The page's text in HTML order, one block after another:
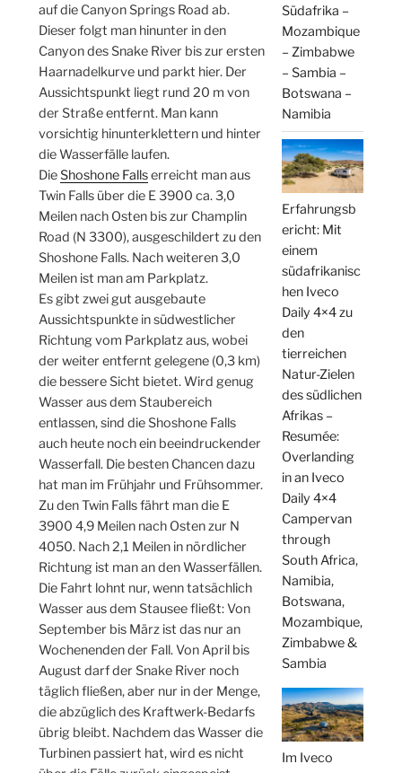
auf die Canyon Springs Road ab.
Dieser folgt man hinunter in den
Canyon des Snake River bis zur ersten
Haarnadelkurve und parkt hier. Der
Aussichtspunkt liegt rund 20 m von
der Straße entfernt. Man kann
vorsichtig hinunterklettern und hinter
die Wasserfälle laufen.
DieShoshone Fallserreicht man aus
Twin Falls über die E 3900 ca. 3,0
Meilen nach Osten bis zur Champlin
Road (N 3300), ausgeschildert zu den
Shoshone Falls. Nach weiteren 3,0
Meilen ist man am Parkplatz.
Es gibt zwei gut ausgebaute
Aussichtspunkte in südwestlicher
Richtung vom Parkplatz aus, wobei
der weiter entfernt gelegene (0,3 km)
die bessere Sicht bietet. Wird genug
Wasser aus dem Staubereich
entlassen, sind die Shoshone Falls
auch heute noch ein beeindruckender
Wasserfall. Die besten Chancen dazu
hat man im Frühjahr und Frühsommer.
Zu den Twin Falls fährt man die E
3900 4,9 Meilen nach Osten zur N
4050. Nach 2,1 Meilen in nördlicher
Richtung ist man an den Wasserfällen.
Die Fahrt lohnt nur, wenn tatsächlich
Wasser aus dem Stausee fließt: Von
September bis März ist das nur an
Wochenenden der Fall. Von April bis
August darf der Snake River noch
täglich fließen, aber nur in der Menge,
die abzüglich des Kraftwerk-Bedarfs
übrig bleibt. Nachdem das Wasser die
Turbinen passiert hat, wird es nicht
Südafrika –
Mozambique
– Zimbabwe
– Sambia –
Botswana –
Namibia
Erfahrungsb
ericht: Mit
einem
südafrikanisc
hen Iveco
Daily 4×4 zu
den
tierreichen
Natur-Zielen
des südlichen
Afrikas –
Resumée:
Overlanding
in an Iveco
Daily 4×4
Campervan
through
South Africa,
Namibia,
Botswana,
Mozambique,
Zimbabwe &
Sambia
Im Iveco